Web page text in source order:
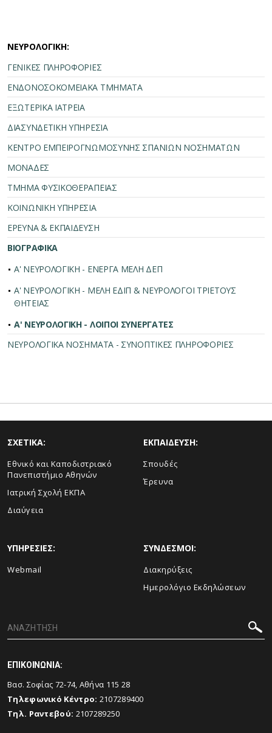
ΝΕΥΡΟΛΟΓΙΚΗ:
ΓΕΝΙΚΕΣ ΠΛΗΡΟΦΟΡΙΕΣ
ΕΝΔΟΝΟΣΟΚΟΜΕΙΑΚΑ ΤΜΗΜΑΤΑ
ΕΞΩΤΕΡΙΚΑ ΙΑΤΡΕΙΑ
ΔΙΑΣΥΝΔΕΤΙΚΗ ΥΠΗΡΕΣΙΑ
ΚΕΝΤΡΟ ΕΜΠΕΙΡΟΓΝΩΜΟΣΥΝΗΣ ΣΠΑΝΙΩΝ ΝΟΣΗΜΑΤΩΝ
ΜΟΝΑΔΕΣ
ΤΜΗΜΑ ΦΥΣΙΚΟΘΕΡΑΠΕΙΑΣ
ΚΟΙΝΩΝΙΚΗ ΥΠΗΡΕΣΙΑ
ΕΡΕΥΝΑ & ΕΚΠΑΙΔΕΥΣΗ
ΒΙΟΓΡΑΦΙΚΑ
Α' ΝΕΥΡΟΛΟΓΙΚΗ - ΕΝΕΡΓΑ ΜΕΛΗ ΔΕΠ
Α' ΝΕΥΡΟΛΟΓΙΚΗ - ΜΕΛΗ ΕΔΙΠ & ΝΕΥΡΟΛΟΓΟΙ ΤΡΙΕΤΟΥΣ
ΘΗΤΕΙΑΣ
Α' ΝΕΥΡΟΛΟΓΙΚΗ - ΛΟΙΠΟΙ ΣΥΝΕΡΓΑΤΕΣ
ΝΕΥΡΟΛΟΓΙΚΑ ΝΟΣΗΜΑΤΑ - ΣΥΝΟΠΤΙΚΕΣ ΠΛΗΡΟΦΟΡΙΕΣ
ΣΧΕΤΙΚΑ:
Εθνικό και Καποδιστριακό
Πανεπιστήμιο Αθηνών
Ιατρική Σχολή ΕΚΠΑ
Διαύγεια
ΕΚΠΑΙΔΕΥΣΗ:
Σπουδές
Έρευνα
ΥΠΗΡΕΣΙΕΣ:
Webmail
ΣΥΝΔΕΣΜΟΙ:
Διακηρύξεις
Ημερολόγιο Εκδηλώσεων
ΕΠΙΚΟΙΝΩΝΙΑ:
Βασ. Σοφίας 72-74, Αθήνα 115 28
Τηλεφωνικό Κέντρο: 2107289400
Τηλ. Ραντεβού: 2107289250